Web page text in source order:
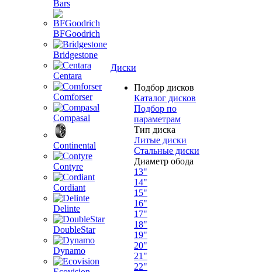
Bars
BFGoodrich
Bridgestone
Centara
Comforser
Compasal
Continental
Contyre
Cordiant
Delinte
DoubleStar
Dynamo
Диски
Подбор дисков
Каталог дисков
Подбор по
параметрам
Тип диска
Литые диски
Стальные диски
Диаметр обода
13"
14"
15"
16"
17"
18"
19"
20"
21"
22"